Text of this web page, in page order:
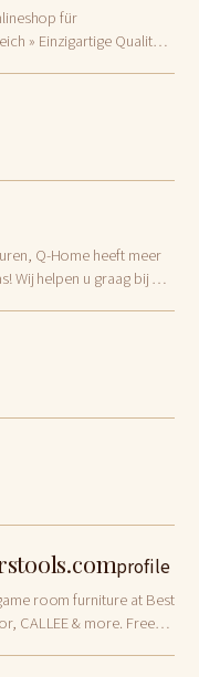
für
» Einzigartige Qualität
Q-Home heeft meer
Wij helpen u graag bij het
profile
room furniture at Best
CALLEE & more. Free